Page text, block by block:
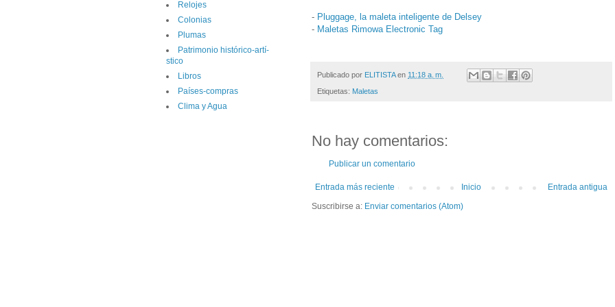
- Pluggage, la maleta inteligente de Delsey
- Maletas Rimowa Electronic Tag
Publicado por ELITISTA en 11:18 a. m.
Etiquetas: Maletas
No hay comentarios:
Publicar un comentario
Entrada más reciente Entrada antigua
Inicio
Suscribirse a: Enviar comentarios (Atom)
Relojes
Colonias
Plumas
Patrimonio histórico-artí­
stico
Libros
Paí­ses-compras
Clima y Agua